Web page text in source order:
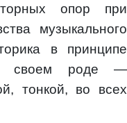
опор при
музыкального
в принципе
в своем роде —
тонкой, во всех